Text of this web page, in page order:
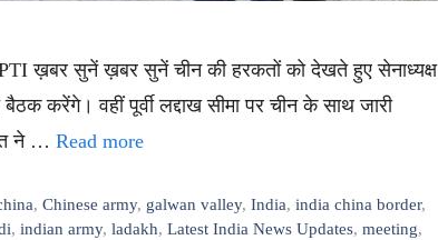
ख़बर सुनें ख़बर सुनें चीन की हरकतों को देखते हुए सेनाध्यक्ष
करेंगे। वहीं पूर्वी लद्दाख सीमा पर चीन के साथ जारी
ने … Read more
,Chinese army, galwan valley,India,india china border,
, indian army, ladakh, Latest India News Updates, meeting,